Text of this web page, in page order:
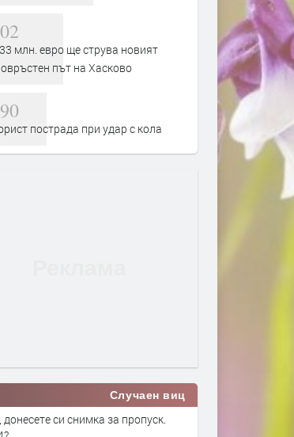
9 часа
Диджей партито
пред „Св. Ал.
август ще е
публиката
преди 9 часа
млн. евро ще струва новият
път на Хасково
пострада при удар с кола
Случаен виц
донесете си снимка за пропуск.